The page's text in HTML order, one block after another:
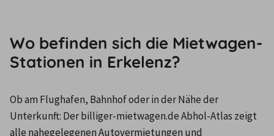
Wo befinden sich die Mietwagen-
Stationen in Erkelenz?
Ob am Flughafen, Bahnhof oder in der Nähe der
Unterkunft: Der billiger-mietwagen.de Abhol-Atlas zeigt
alle nahegelegenen Autovermietungen und